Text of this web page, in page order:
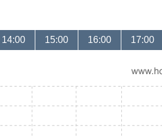
14:00 15:00 16:00 17:00